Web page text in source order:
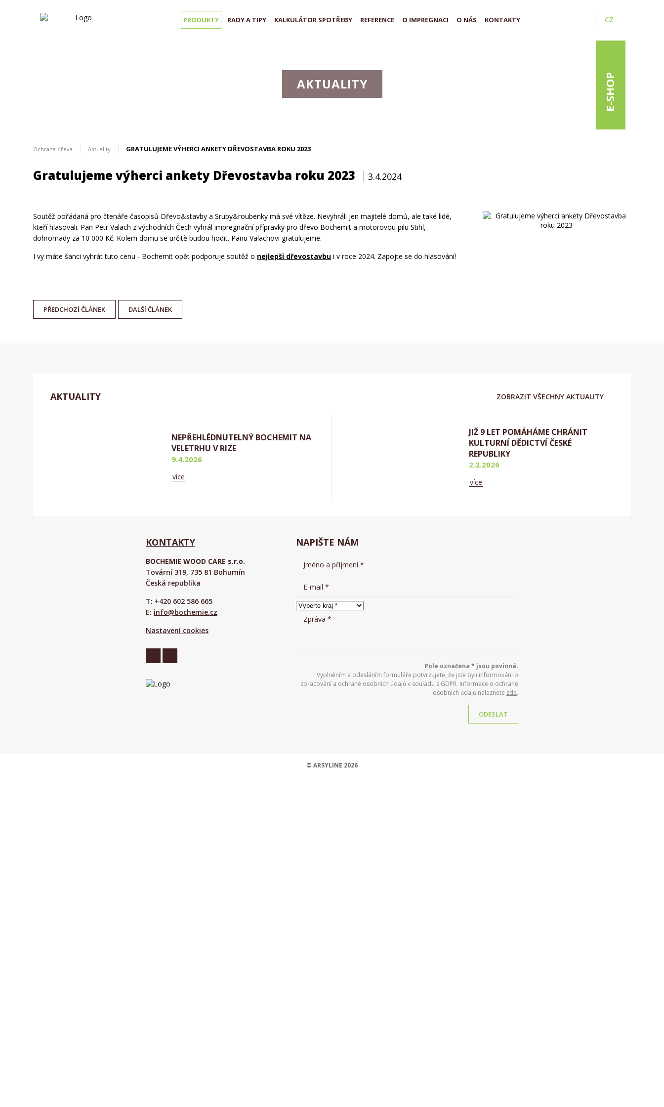
PRODUKTY RADY A TIPY KALKULÁTOR SPOTŘEBY REFERENCE O IMPREGNACI O NÁS KONTAKTY CZ
E-SHOP
AKTUALITY
Ochrana dřeva Aktuality GRATULUJEME VÝHERCI ANKETY DŘEVOSTAVBA ROKU 2023
Gratulujeme výherci ankety Dřevostavba roku 2023 3.4.2024
Soutěž pořádaná pro čtenáře časopisů Dřevo&stavby a Sruby&roubenky má své vítěze. Nevyhráli jen majitelé domů, ale také lidé,
kteří hlasovali. Pan Petr Valach z východních Čech vyhrál impregnační přípravky pro dřevo Bochemit a motorovou pilu Stihl,
dohromady za 10 000 Kč. Kolem domu se určitě budou hodit. Panu Valachovi gratulujeme.
I vy máte šanci vyhrát tuto cenu - Bochemit opět podporuje soutěž o nejlepší dřevostavbu i v roce 2024. Zapojte se do hlasování!
PŘEDCHOZÍČLÁNEK DALŠÍČLÁNEK
AKTUALITY ZOBRAZIT VŠECHNY AKTUALITY
NEPŘEHLÉDNUTELNÝ BOCHEMIT NA
VELETRHU V RIZE
9.4.2026
více
JIŽ 9 LET POMÁHÁME CHRÁNIT
KULTURNÍ DĚDICTVÍ ČESKÉ
REPUBLIKY
2.2.2026
více
KONTAKTY
BOCHEMIE WOOD CARE s.r.o.
Tovární 319, 735 81 Bohumín
Česká republika
T: +420 602 586 665
E: info@bochemie.cz
Nastavení cookies
NAPIŠTE NÁM
Pole označena * jsou povinná.
Vyplněním a odesláním formuláře potvrzujete, že jste byli informováni o
zpracování a ochraně osobních údajů v souladu s GDPR. Informace o ochraně
osobních údajů naleznete zde.
ODESLAT
© ARSYLINE 2026